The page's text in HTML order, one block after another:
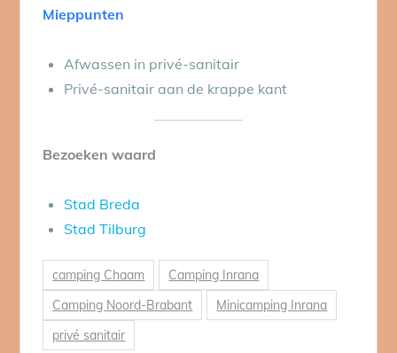
Mieppunten
Afwassen in privé-sanitair
Privé-sanitair aan de krappe kant
Bezoeken waard
Stad Breda
Stad Tilburg
camping Chaam
Camping Inrana
Camping Noord-Brabant
Minicamping Inrana
privé sanitair